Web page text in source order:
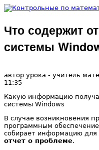
Перейти к основному
5 6
Что содержит
системы
автор урока - учитель
11:35
Какую информацию
системы Windows
В случае возникновения
программным
собирает информацию
отчет о проблеме.